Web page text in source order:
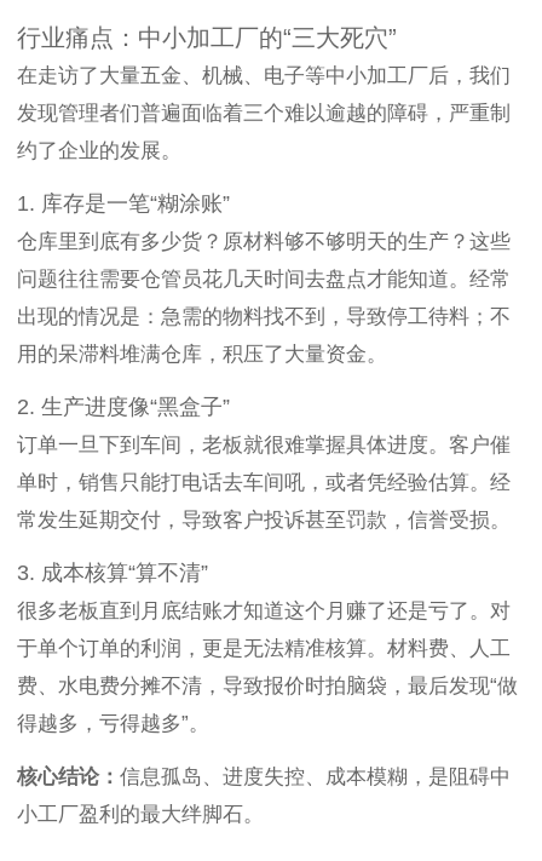
行业痛点：中小加工厂的“三大死穴”
在走访了大量五金、机械、电子等中小加工厂后，我们
发现管理者们普遍面临着三个难以逾越的障碍，严重制
约了企业的发展。
1. 库存是一笔“糊涂账”
仓库里到底有多少货？原材料够不够明天的生产？这些
问题往往需要仓管员花几天时间去盘点才能知道。经常
出现的情况是：急需的物料找不到，导致停工待料；不
用的呆滞料堆满仓库，积压了大量资金。
2. 生产进度像“黑盒子”
订单一旦下到车间，老板就很难掌握具体进度。客户催
单时，销售只能打电话去车间吼，或者凭经验估算。经
常发生延期交付，导致客户投诉甚至罚款，信誉受损。
3. 成本核算“算不清”
很多老板直到月底结账才知道这个月赚了还是亏了。对
于单个订单的利润，更是无法精准核算。材料费、人工
费、水电费分摊不清，导致报价时拍脑袋，最后发现“做
得越多，亏得越多”。
核心结论： 信息孤岛、进度失控、成本模糊，是阻碍中
小工厂盈利的最大绊脚石。